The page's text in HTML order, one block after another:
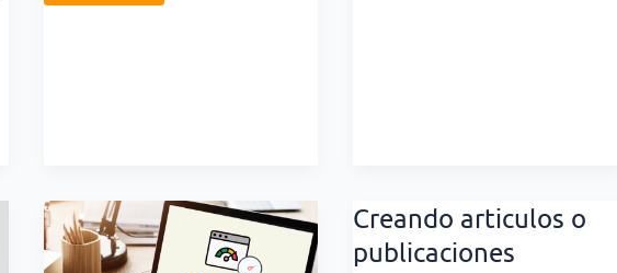
COMENTARIOS
Creando articulos o
publicaciones